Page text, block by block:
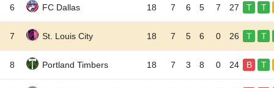
6 FC Dallas 18 7 6 5 7 27 T T
7 St. Louis City 18 7 5 6 0 26 T T
8 Portland Timbers 18 7 3 8 0 24 B T